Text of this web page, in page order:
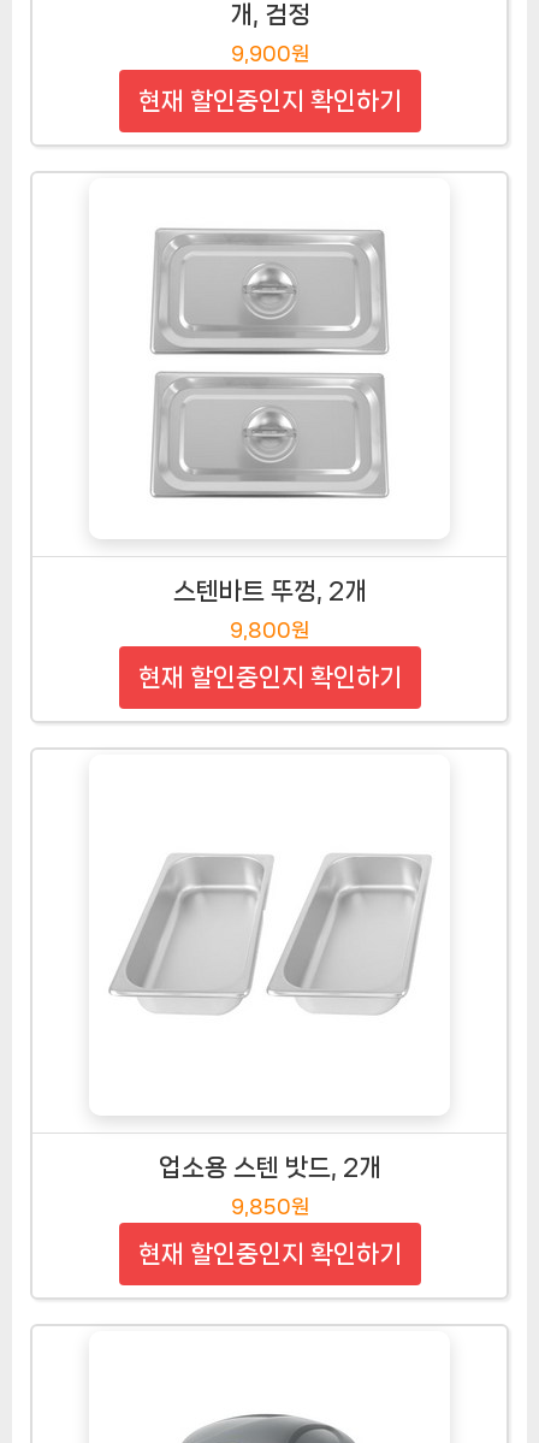
개, 검정
9,900원
현재 할인중인지 확인하기
스텐바트 뚜껑, 2개
9,800원
현재 할인중인지 확인하기
업소용 스텐 밧드, 2개
9,850원
현재 할인중인지 확인하기